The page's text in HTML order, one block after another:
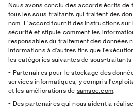
Nous avons conclu des accords écrits de
tous les sous-traitants qui traitent des
nom. L'accord fournit des instructions
sécurité et stipule comment les
responsables du traitement des données
informations à d'autres fins que
les catégories suivantes de sous-traitants
- Partenaires pour le stockage des
services informatiques, y compris
et les améliorations de samsoe.com.
- Des partenaires qui nous aident à